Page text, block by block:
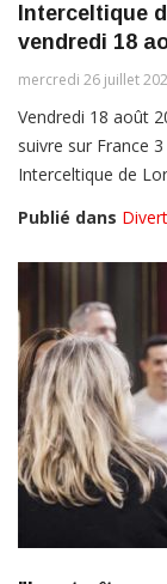
Interceltique
vendredi 18
mercredi 26 juillet
Vendredi 18 août
suivre sur France
Interceltique de
Publié dans